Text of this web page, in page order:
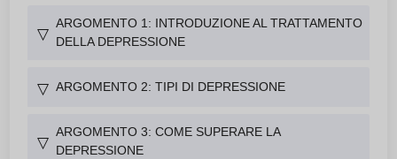
▽
ARGOMENTO 1: INTRODUZIONE AL TRATTAMENTO
DELLA DEPRESSIONE
▽ ARGOMENTO 2: TIPI DI DEPRESSIONE
▽
ARGOMENTO 3: COME SUPERARE LA
DEPRESSIONE